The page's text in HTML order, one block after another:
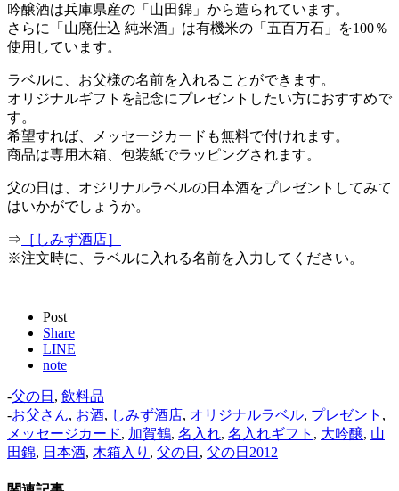
吟醸酒は兵庫県産の「山田錦」から造られています。
さらに「山廃仕込 純米酒」は有機米の「五百万石」を100％
使用しています。
ラベルに、お父様の名前を入れることができます。
オリジナルギフトを記念にプレゼントしたい方におすすめで
す。
希望すれば、メッセージカードも無料で付けれます。
商品は専用木箱、包装紙でラッピングされます。
父の日は、オジリナルラベルの日本酒をプレゼントしてみて
はいかがでしょうか。
⇒ ［しみず酒店］
※注文時に、ラベルに入れる名前を入力してください。
Post
Share
LINE
note
-父の日 , 飲料品
-お父さん, お酒, しみず酒店, オリジナルラベル, プレゼント ,
メッセージカード, 加賀鶴, 名入れ, 名入れギフト , 大吟醸, 山
田錦, 日本酒, 木箱入り , 父の日 , 父の日2012